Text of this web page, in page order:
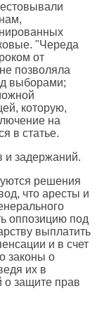
"Череда
от
позволяла
выборами;
которую,
на
в статье.
и задержаний.
решения
что аресты и
оппозицию под
выплатить
и в счет
законы о
их в
о защите прав